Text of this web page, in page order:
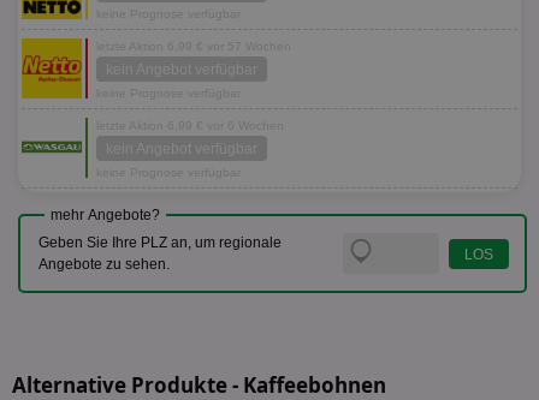
keine Prognose verfügbar
letzte Aktion 6,99 € vor 57 Wochen
kein Angebot verfügbar
keine Prognose verfügbar
letzte Aktion 6,99 € vor 6 Wochen
kein Angebot verfügbar
keine Prognose verfügbar
mehr Angebote?
Geben Sie Ihre PLZ an, um regionale
Angebote zu sehen.
Alternative Produkte - Kaffeebohnen